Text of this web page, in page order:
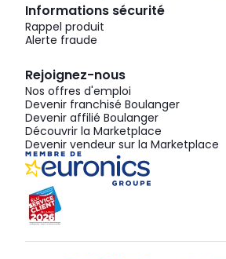
Informations sécurité
Rappel produit
Alerte fraude
Rejoignez-nous
Nos offres d'emploi
Devenir franchisé Boulanger
Devenir affilié Boulanger
Découvrir la Marketplace
Devenir vendeur sur la Marketplace